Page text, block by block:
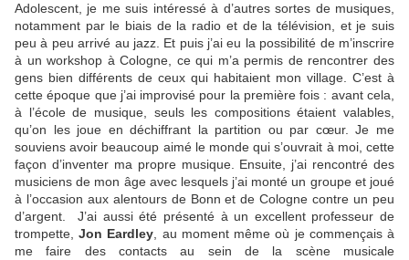
Adolescent, je me suis intéressé à d’autres sortes de musiques,
notamment par le biais de la radio et de la télévision, et je suis
peu à peu arrivé au jazz. Et puis j’ai eu la possibilité de m’inscrire
à un workshop à Cologne, ce qui m’a permis de rencontrer des
gens bien différents de ceux qui habitaient mon village. C’est à
cette époque que j’ai improvisé pour la première fois : avant cela,
à l’école de musique, seuls les compositions étaient valables,
qu’on les joue en déchiffrant la partition ou par cœur. Je me
souviens avoir beaucoup aimé le monde qui s’ouvrait à moi, cette
façon d’inventer ma propre musique. Ensuite, j’ai rencontré des
musiciens de mon âge avec lesquels j’ai monté un groupe et joué
à l’occasion aux alentours de Bonn et de Cologne contre un peu
d’argent. J’ai aussi été présenté à un excellent professeur de
trompette,Jon Eardley , au moment même où je commençais à
me faire des contacts au sein de la scène musicale